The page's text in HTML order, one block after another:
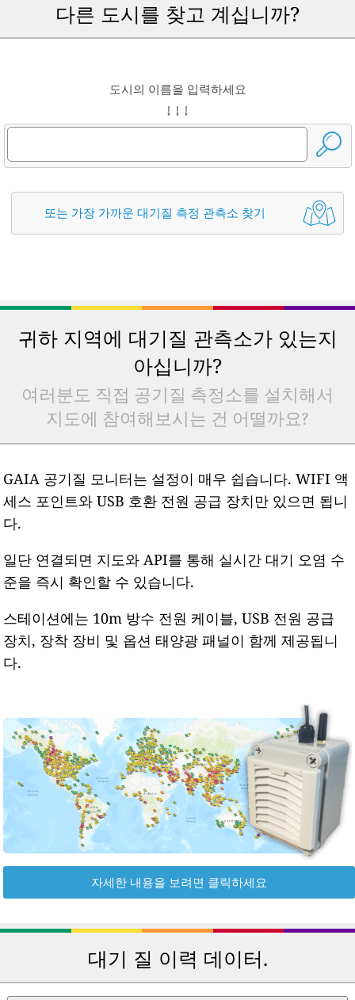
다른 도시를 찾고 계십니까?
도시의 이름을 입력하세요
↓ ↓ ↓
또는 가장 가까운 대기질 측정 관측소 찾기
귀하 지역에 대기질 관측소가 있는지
아십니까?
여러분도 직접 공기질 측정소를 설치해서
지도에 참여해보시는 건 어떨까요?
GAIA 공기질 모니터는 설정이 매우 쉽습니다. WIFI 액
세스 포인트와 USB 호환 전원 공급 장치만 있으면 됩니
다.
일단 연결되면 지도와 API를 통해 실시간 대기 오염 수
준을 즉시 확인할 수 있습니다.
스테이션에는 10m 방수 전원 케이블, USB 전원 공급
장치, 장착 장비 및 옵션 태양광 패널이 함께 제공됩니
다.
자세한 내용을 보려면 클릭하세요
대기 질 이력 데이터.